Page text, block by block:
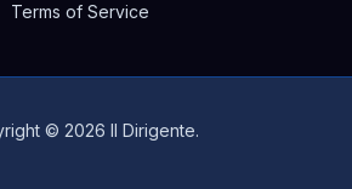
Terms of Service
© 2026 Il Dirigente.